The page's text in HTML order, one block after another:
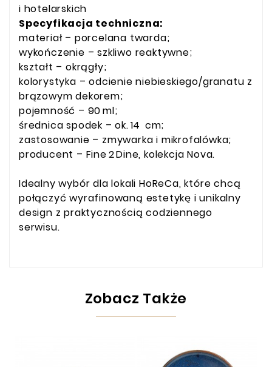
i hotelarskich
Specyfikacja techniczna:
materiał – porcelana twarda;
wykończenie – szkliwo reaktywne;
kształt – okrągły;
kolorystyka – odcienie niebieskiego/granatu z
brązowym dekorem;
pojemność – 90 ml;
średnica spodek – ok. 14 cm;
zastosowanie – zmywarka i mikrofalówka;
producent – Fine 2 Dine, kolekcja Nova.
Idealny wybór dla lokali HoReCa, które chcą
połączyć wyrafinowaną estetykę i unikalny
design z praktycznością codziennego
serwisu.
Zobacz Także